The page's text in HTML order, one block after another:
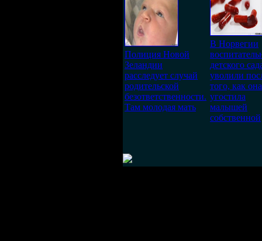
Полиция Новой
Зеландии
расследует случай
родительской
безответственности.
Там молодая мать
В Норвегии
детского
уволили
того, как она
угостила
малышей
собственной